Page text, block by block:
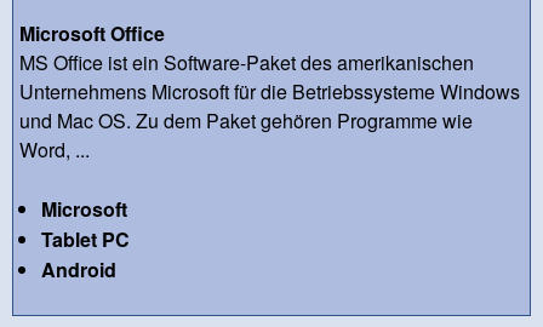
Microsoft Office
MS Office ist ein Software-Paket des amerikanischen
Unternehmens Microsoft für die Betriebssysteme Windows
und Mac OS. Zu dem Paket gehören Programme wie
Word, ...
Microsoft
Tablet PC
Android